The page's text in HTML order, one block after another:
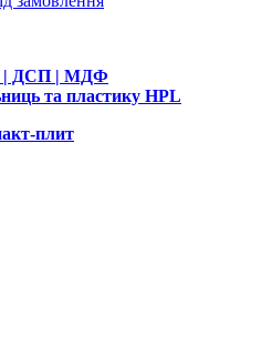
| ДСП | МДФ
та пластику HPL
плит